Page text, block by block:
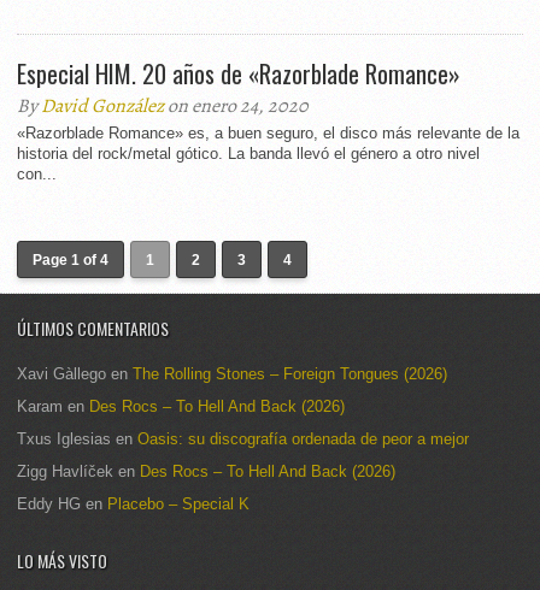
Especial HIM. 20 años de «Razorblade Romance»
ByDavid Gonzálezon enero 24, 2020
«Razorblade Romance» es, a buen seguro, el disco más relevante de la
historia del rock/metal gótico. La banda llevó el género a otro nivel
con...
Page 1 of 4 1 2 3 4
ÚLTIMOS COMENTARIOS
Xavi Gàllego en The Rolling Stones – Foreign Tongues (2026)
Karam en Des Rocs – To Hell And Back (2026)
Txus Iglesias en Oasis: su discografía ordenada de peor a mejor
Zigg Havlíček en Des Rocs – To Hell And Back (2026)
Eddy HG en Placebo – Special K
LO MÁS VISTO